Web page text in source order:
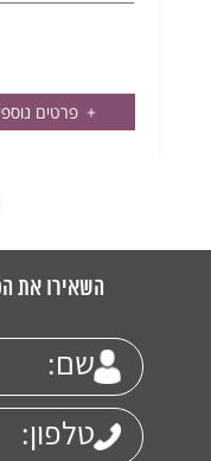
+ פרטים
השאירו את